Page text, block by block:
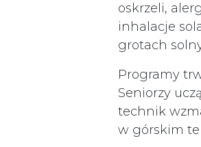
oskrzeli,
inhalacje
grotach
Programy
Seniorzy
technik
w górskim